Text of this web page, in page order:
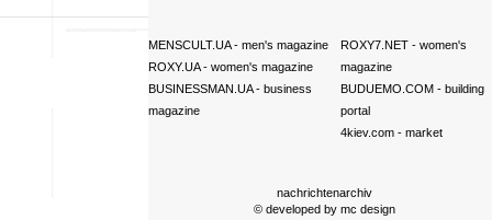
MENSCULT.UA- men's magazine
ROXY.UA- women's magazine
BUSINESSMAN.UA- business
magazine
ROXY7.NET- women's
magazine
BUDUEMO.COM- building
portal
4kiev.com- market
nachrichtenarchiv
© developed by mc design